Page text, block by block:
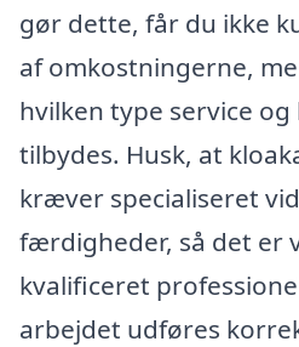
gør dette, får du ikke
af omkostningerne,
hvilken type service
tilbydes. Husk, at
kræver specialiseret
færdigheder, så det er
kvalificeret
arbejdet udføres